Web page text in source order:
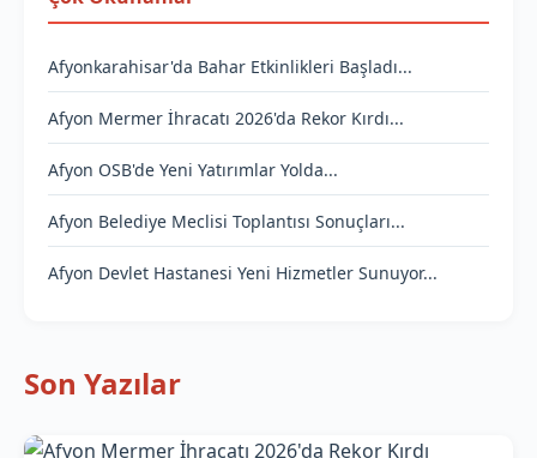
Afyonkarahisar'da Bahar Etkinlikleri Başladı...
Afyon Mermer İhracatı 2026'da Rekor Kırdı...
Afyon OSB'de Yeni Yatırımlar Yolda...
Afyon Belediye Meclisi Toplantısı Sonuçları...
Afyon Devlet Hastanesi Yeni Hizmetler Sunuyor...
Son Yazılar